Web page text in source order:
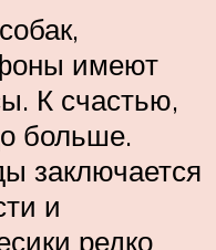
имеют
К счастью,
больше.
заключается
и
редко